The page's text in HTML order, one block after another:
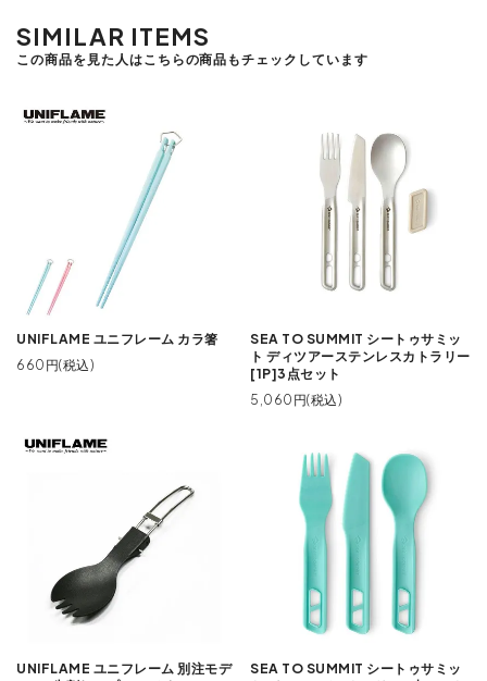
SIMILAR ITEMS
この商品を見た人はこちらの商品もチェックしています
UNIFLAME ユニフレーム カラ箸
660円(税込)
SEA TO SUMMIT シートゥサミッ
ト ディツアーステンレスカトラリー
[1P]3点セット
5,060円(税込)
UNIFLAME ユニフレーム 別注モデ
SEA TO SUMMIT シートゥサミッ